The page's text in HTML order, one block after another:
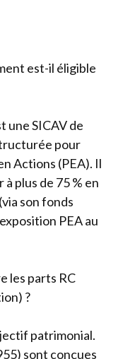
est-il éligible
une SICAV de
pour
Actions (PEA). Il
plus de 75 % en
son fonds
PEA au
les parts RC
?
patrimonial.
sont conçues